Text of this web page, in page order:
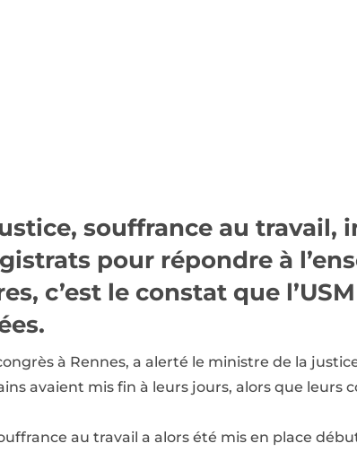
souffrance au travail,
pour répondre à
c’est le constat que
congrès à Rennes, a alerté le ministre de la
avaient mis fin à leurs jours, alors que leurs
au travail a alors été mis en place